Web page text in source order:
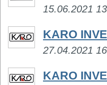
15.06.2021
KARO
27.04.2021
KARO